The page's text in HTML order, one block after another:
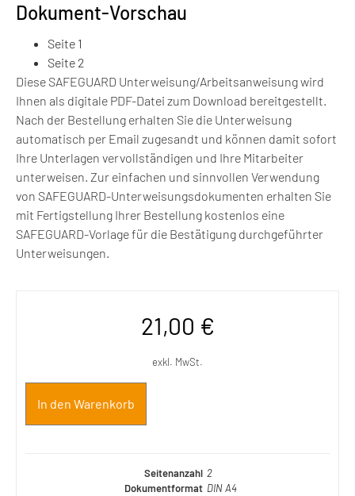
Dokument-Vorschau
Seite 1
Seite 2
Diese SAFEGUARD Unterweisung/Arbeitsanweisung wird
Ihnen als digitale PDF-Datei zum Download bereitgestellt.
Nach der Bestellung erhalten Sie die Unterweisung
automatisch per Email zugesandt und können damit sofort
Ihre Unterlagen vervollständigen und Ihre Mitarbeiter
unterweisen. Zur einfachen und sinnvollen Verwendung
von SAFEGUARD-Unterweisungsdokumenten erhalten Sie
mit Fertigstellung Ihrer Bestellung kostenlos eine
SAFEGUARD-Vorlage für die Bestätigung durchgeführter
Unterweisungen.
21,00 €
exkl. MwSt.
In den Warenkorb
Seitenanzahl 2
Dokumentformat DIN A4